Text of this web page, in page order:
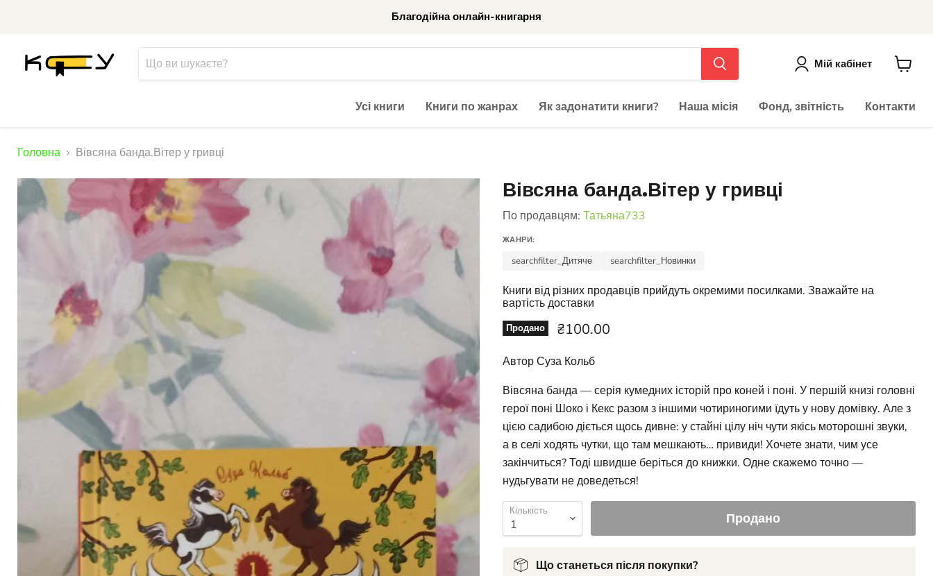
Благодійна онлайн-книгарня
Мій кабінет
Усі книги
Книги по жанрах Як задонатити книги? Наша місія Фонд, звітність Контакти
Головна Вівсяна банда.Вітер у гривці
Вівсяна банда.Вітер у гривці
По продавцям: Татьяна733
ЖАНРИ:
searchfilter_Дитяче searchfilter_Новинки
Книги від різних продавців прийдуть окремими посилками. Зважайте на
вартість доставки
Продано Ціна зараз
₴100.00
Автор Суза Кольб
Вівсяна банда — серія кумедних історій про коней і поні. У першій книзі головні
герої поні Шоко і Кекс разом з іншими чотириногими їдуть у нову домівку. Але з
цією садибою діється щось дивне: у стайні цілу ніч чути якісь моторошні звуки,
а в селі ходять чутки, що там мешкають… привиди! Хочете знати, чим усе
закінчиться? Тоді швидше беріться до книжки. Одне скажемо точно —
нудьгувати не доведеться!
Кількість Продано
Що станеться після покупки?